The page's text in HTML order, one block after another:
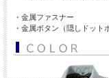
・金属ファスナー
・金属ボタン（隠しドット